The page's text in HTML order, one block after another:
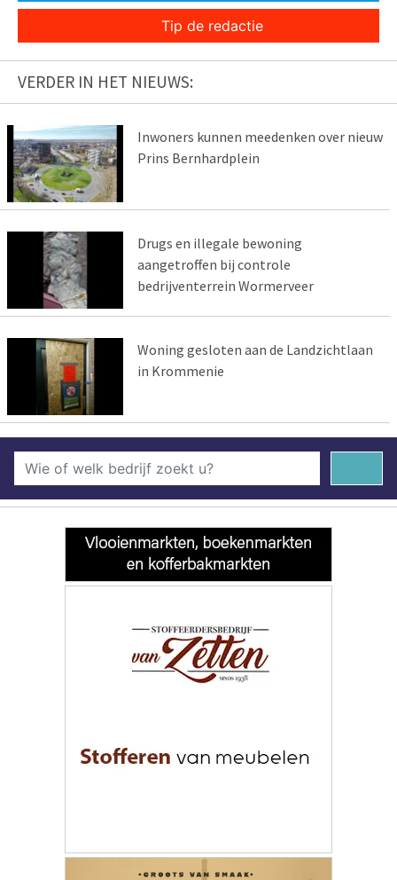
Tip de redactie
VERDER IN HET NIEUWS:
Inwoners kunnen meedenken over nieuw
Prins Bernhardplein
Drugs en illegale bewoning
aangetroffen bij controle
bedrijventerrein Wormerveer
Woning gesloten aan de Landzichtlaan
in Krommenie